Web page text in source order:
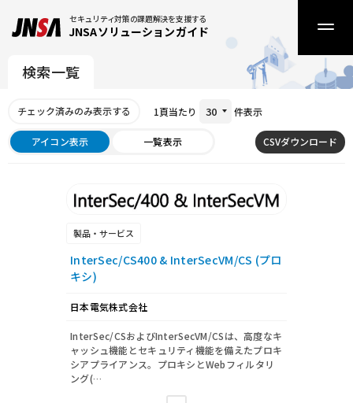
セキュリティ対策の課題解決を支援する
JNSAソリューションガイド
検索一覧
1頁当たり 30 件表示
アイコン表示 一覧表示
製品・サービス
InterSec/CS400 & InterSecVM/CS (プロ
キシ)
日本電気株式会社
InterSec/CSおよびInterSecVM/CSは、高度なキ
ャッシュ機能とセキュリティ機能を備えたプロキ
シアプライアンス。プロキシとWebフィルタリ
ング(…